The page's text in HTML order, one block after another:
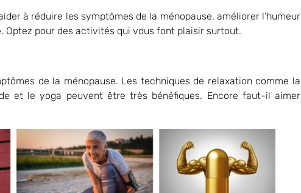
à réduire les symptômes de la ménopause, améliorer l’humeur
Optez pour des activités qui vous font plaisir surtout.
de la ménopause. Les techniques de relaxation comme la
et le yoga peuvent être très bénéfiques. Encore faut-il aimer